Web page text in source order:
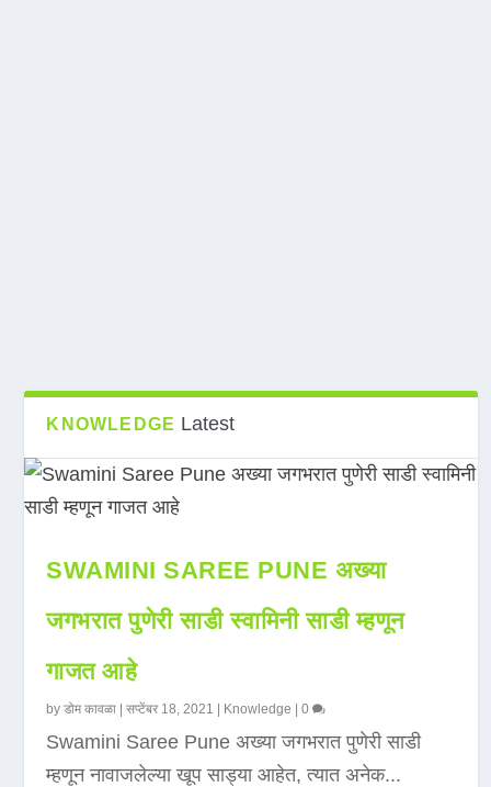
KNOWLEDGE Latest
SWAMINI SAREE PUNE अख्या
जगभरात पुणेरी साडी स्वामिनी साडी म्हणून
गाजत आहे
byडोम कावळा |सप्टेंबर 18, 2021 Knowledge |0
Swamini Saree Pune अख्या जगभरात पुणेरी साडी
म्हणून नावाजलेल्या खूप साड्या आहेत, त्यात अनेक...